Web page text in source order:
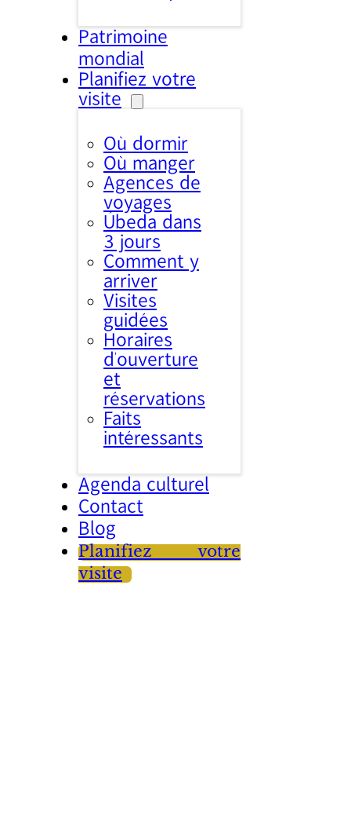
Patrimoine
mondial
Planifiez votre
visite
Où dormir
Où manger
Agences de
voyages
Úbeda dans
3 jours
Comment y
arriver
Visites
guidées
Horaires
d’ouverture
et
réservations
Faits
intéressants
Agenda culturel
Contact
Blog
Planifiez votre
visite